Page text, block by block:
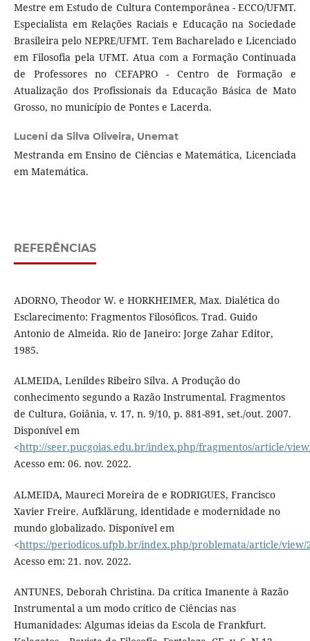
Mestre em Estudo de Cultura Contemporânea - ECCO/UFMT.
Especialista em Relações Raciais e Educação na Sociedade
Brasileira pelo NEPRE/UFMT. Tem Bacharelado e Licenciado
em Filosofia pela UFMT. Atua com a Formação Continuada
de Professores no CEFAPRO - Centro de Formação e
Atualização dos Profissionais da Educação Básica de Mato
Grosso, no município de Pontes e Lacerda.
Luceni da Silva Oliveira, Unemat
Mestranda em Ensino de Ciências e Matemática, Licenciada
em Matemática.
REFERÊNCIAS
ADORNO, Theodor W. e HORKHEIMER, Max. Dialética do
Esclarecimento: Fragmentos Filosóficos. Trad. Guido
Antonio de Almeida. Rio de Janeiro: Jorge Zahar Editor,
1985.
ALMEIDA, Lenildes Ribeiro Silva. A Produção do
conhecimento segundo a Razão Instrumental. Fragmentos
de Cultura, Goiânia, v. 17, n. 9/10, p. 881-891, set./out. 2007.
Disponível em
<http://seer.pucgoias.edu.br/index.php/fragmentos/article/
Acesso em: 06. nov. 2022.
ALMEIDA, Maureci Moreira de e RODRIGUES, Francisco
Xavier Freire. Aufklärung, identidade e modernidade no
mundo globalizado. Disponível em
<https://periodicos.ufpb.br/index.php/problemata/article/view/
Acesso em: 21. nov. 2022.
ANTUNES, Deborah Christina. Da crítica Imanente à Razão
Instrumental a um modo crítico de Ciências nas
Humanidades: Algumas ideias da Escola de Frankfurt.